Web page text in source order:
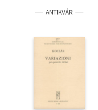
ANTIKVÁR